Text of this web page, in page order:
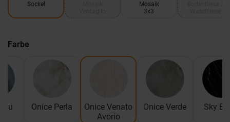
Sockel
Mosaik
3x3
Farbe
Onice Perla
Onice Venato
Avorio
Onice Verde Sky